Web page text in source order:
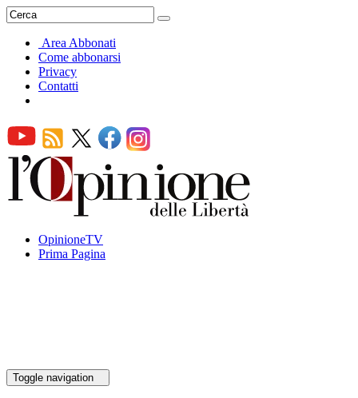
Area Abbonati
Come abbonarsi
Privacy
Contatti
OpinioneTV
Prima Pagina
Toggle navigation